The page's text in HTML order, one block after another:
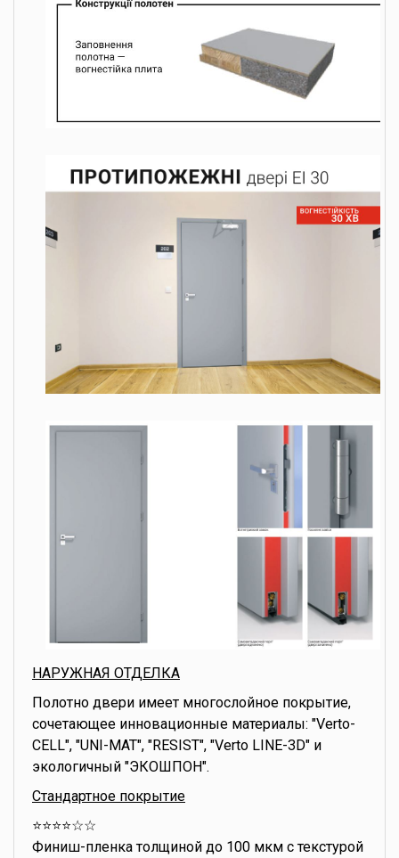
НАРУЖНАЯ ОТДЕЛКА
Полотно двери имеет многослойное покрытие,
сочетающее инновационные материалы: "Verto-
CELL", "UNI-MAT", "RESIST", "Verto LINE-3D" и
экологичный "ЭКОШПОН".
Стандартное покрытие
⭐️⭐️⭐️⭐️☆☆
Финиш-пленка толщиной до 100 мкм с текстурой